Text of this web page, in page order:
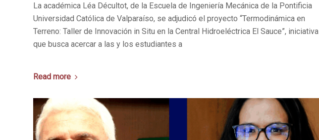
La académica Léa Décultot, de la Escuela de Ingeniería Mecánica de la Pontificia
Universidad Católica de Valparaíso, se adjudicó el proyecto “Termodinámica en
Terreno: Taller de Innovación in Situ en la Central Hidroeléctrica El Sauce”, iniciativa
que busca acercar a las y los estudiantes a
Read more